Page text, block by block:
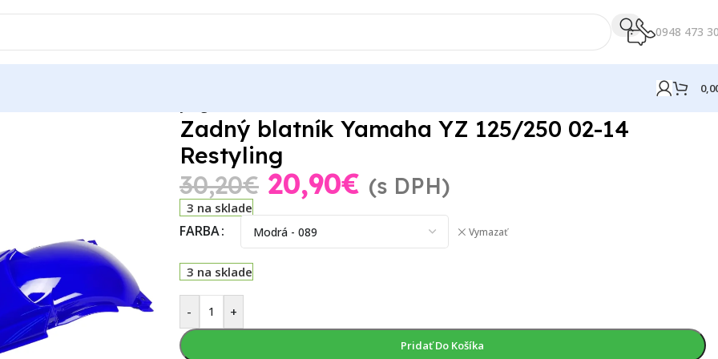
0948 473
Zadný blatník Yamaha YZ 125/250 02-14
Restyling
30,20€ 20,90€ (s DPH)
3 na sklade
FARBA Vymazať
3 na sklade
- +
Pridať Do Košíka